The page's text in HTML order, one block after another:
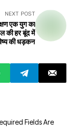
NEXT POST
एक युग का
की हर बूंद में
की धड़कन
Fields Are